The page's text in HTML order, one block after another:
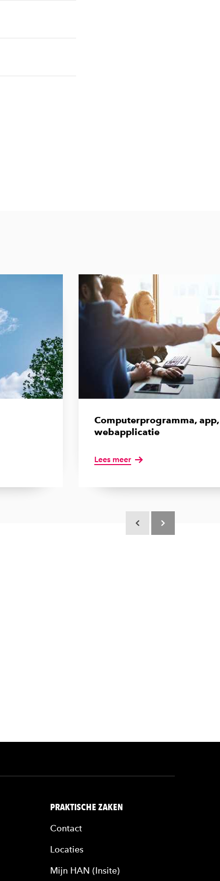
Computerprogramma, app,
webapplicatie
Lees meer
PRAKTISCHE ZAKEN
Contact
Locaties
Mijn HAN (Insite)